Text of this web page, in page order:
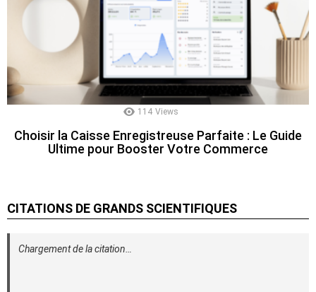
114 Views
Choisir la Caisse Enregistreuse Parfaite : Le Guide
Ultime pour Booster Votre Commerce
CITATIONS DE GRANDS SCIENTIFIQUES
Chargement de la citation…